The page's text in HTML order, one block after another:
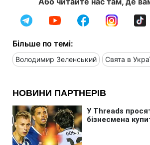
Більше по темі:
Володимир Зеленський Свята в